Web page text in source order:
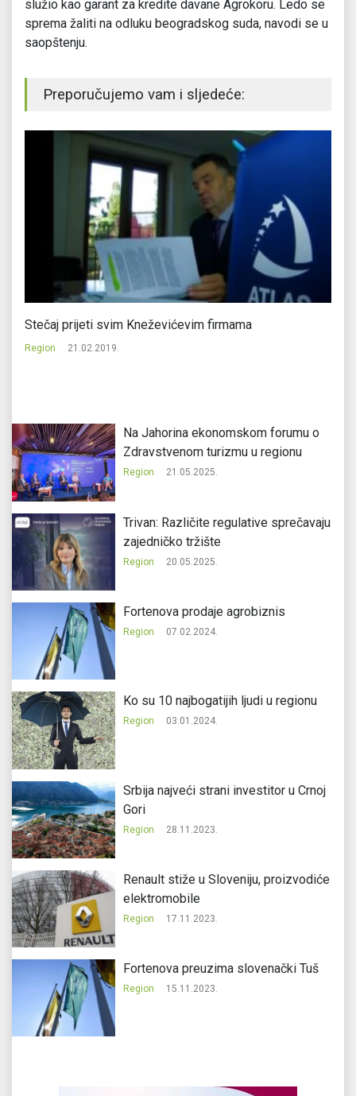
služio kao garant za kredite davane Agrokoru. Ledo se
sprema žaliti na odluku beogradskog suda, navodi se u
saopštenju.
Preporučujemo vam i sljedeće:
Stečaj prijeti svim Kneževićevim firmama
Region 21.02.2019.
Na Jahorina ekonomskom forumu o
Zdravstvenom turizmu u regionu
Region 21.05.2025.
Trivan: Različite regulative sprečavaju
zajedničko tržište
Region 20.05.2025.
Fortenova prodaje agrobiznis
Region 07.02.2024.
Ko su 10 najbogatijih ljudi u regionu
Region 03.01.2024.
Srbija najveći strani investitor u Crnoj
Gori
Region 28.11.2023.
Renault stiže u Sloveniju, proizvodiće
elektromobile
Region 17.11.2023.
Fortenova preuzima slovenački Tuš
Region 15.11.2023.